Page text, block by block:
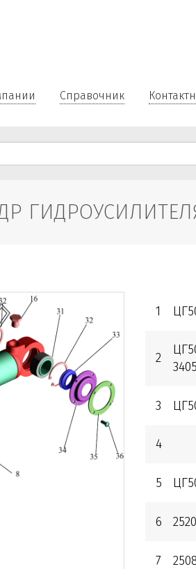
Справочник
1
2
3
4
5
6
7